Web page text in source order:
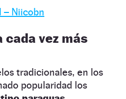
Niicobn
cada vez más
tradicionales, en los
popularidad los